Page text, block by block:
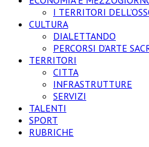
I TERRITORI
CULTURA
DIALETTANDO
PERCORSI D’ARTE
TERRITORI
CITTA
INFRASTRUTTURE
SERVIZI
TALENTI
SPORT
RUBRICHE